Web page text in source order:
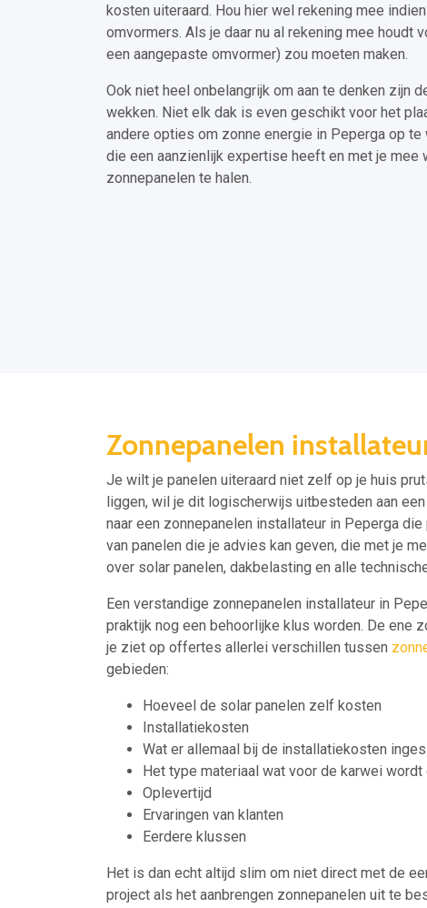
kosten uiteraard. Hou hier wel rekening mee
omvormers. Als je daar nu al rekening mee houdt
een aangepaste omvormer) zou moeten maken.
Ook niet heel onbelangrijk om aan te denken zijn
wekken. Niet elk dak is even geschikt voor het
andere opties om zonne energie in Peperga op
die een aanzienlijk expertise heeft en met je
zonnepanelen te halen.
Zonnepanelen
Je wilt je panelen uiteraard niet zelf op je huis
liggen, wil je dit logischerwijs uitbesteden aan
naar een zonnepanelen installateur in Peperga
van panelen die je advies kan geven, die met je
over solar panelen, dakbelasting en alle
Een verstandige zonnepanelen installateur in
praktijk nog een behoorlijke klus worden. De ene
je ziet op offertes allerlei verschillen tussen
gebieden:
Hoeveel de solar panelen zelf kosten
Installatiekosten
Wat er allemaal bij de installatiekosten
Het type materiaal wat voor de karwei wordt
Oplevertijd
Ervaringen van klanten
Eerdere klussen
Het is dan echt altijd slim om niet direct met de
project als het aanbrengen zonnepanelen uit te